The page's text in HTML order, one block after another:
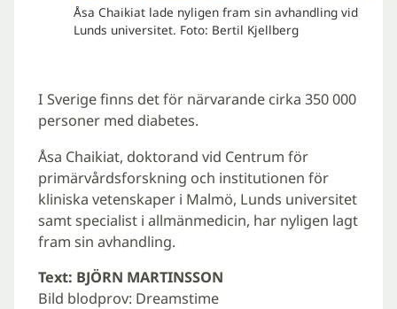
Åsa Chaikiat lade nyligen fram sin avhandling vid
Lunds universitet. Foto: Bertil Kjellberg
I Sverige finns det för närvarande cirka 350 000
personer med diabetes.
Åsa Chaikiat, doktorand vid Centrum för
primärvårdsforskning och institutionen för
kliniska vetenskaper i Malmö, Lunds universitet
samt specialist i allmänmedicin, har nyligen lagt
fram sin avhandling.
Text: BJÖRN MARTINSSON
Bild blodprov: Dreamstime